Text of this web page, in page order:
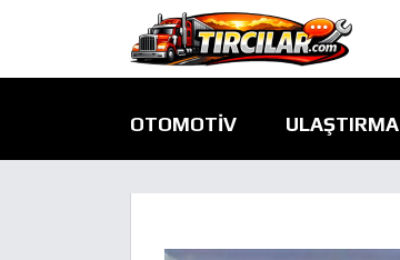
OTOMOTIV ULAŞTIRMA